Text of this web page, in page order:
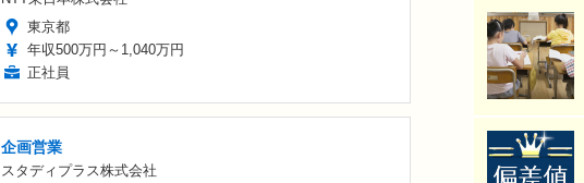
東京都
年収500万円～1,040万円
正社員
企画営業
スタディプラス株式会社